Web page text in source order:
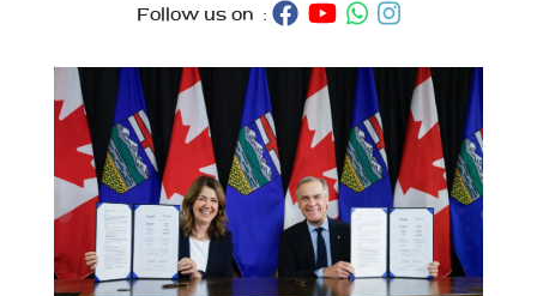
Follow us on :